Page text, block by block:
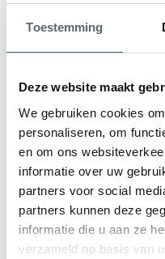
Toestemming
Deze website maakt
We gebruiken cookies
personaliseren, om
en om ons
informatie over uw
partners voor social
partners kunnen deze
informatie die u aan ze
verzameld op basis van
Wilt u weten hoeveel
kunststof kozijnen, HR++
onze specialisten samen
woning. We geven direct
Begun en eventuele
U ontvangt een
op maat, zodat u precies